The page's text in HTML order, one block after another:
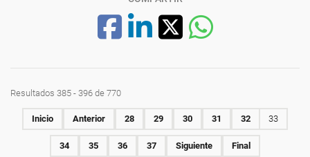
Resultados 385 - 396 de 770
Inicio Anterior 28 29 30 31 32 33
34 35 36 37 Siguiente Final